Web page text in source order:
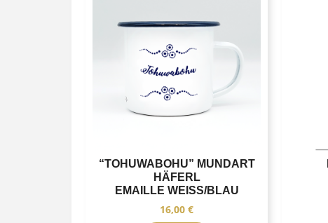
“TOHUWABOHU” MUNDART
HÄFERL
EMAILLE WEISS/BLAU
16,00 €